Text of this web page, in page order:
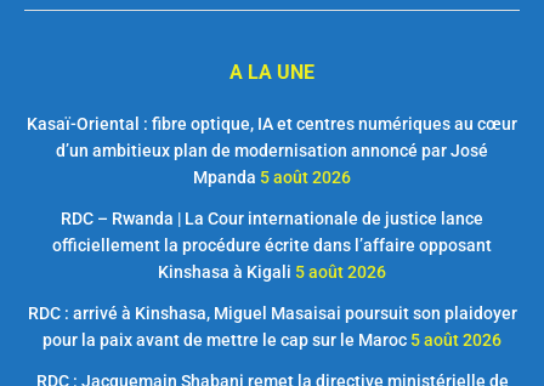
A LA UNE
Kasaï-Oriental : fibre optique, IA et centres numériques au cœur
d’un ambitieux plan de modernisation annoncé par José
Mpanda 5 août 2026
RDC – Rwanda | La Cour internationale de justice lance
officiellement la procédure écrite dans l’affaire opposant
Kinshasa à Kigali 5 août 2026
RDC : arrivé à Kinshasa, Miguel Masaisai poursuit son plaidoyer
pour la paix avant de mettre le cap sur le Maroc 5 août 2026
RDC : Jacquemain Shabani remet la directive ministérielle de